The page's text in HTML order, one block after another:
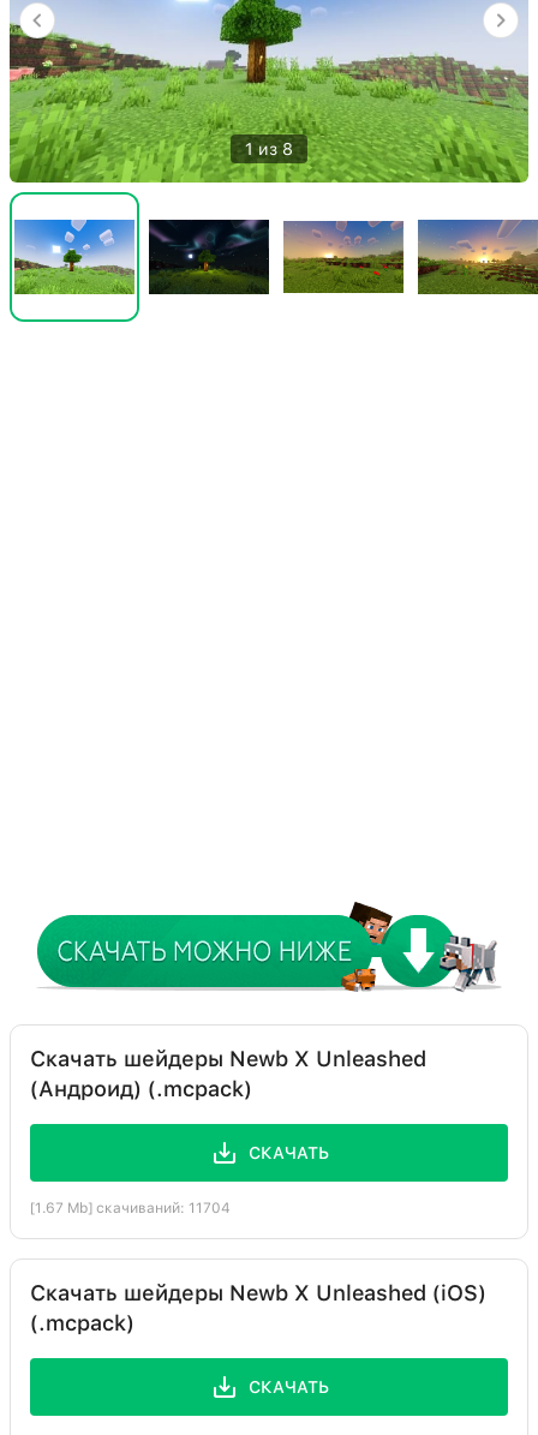
1 из 8
Скачать шейдеры Newb X Unleashed
(Андроид) (.mcpack)
СКАЧАТЬ
[1.67 Mb] скачиваний: 11704
Скачать шейдеры Newb X Unleashed (iOS)
(.mcpack)
СКАЧАТЬ